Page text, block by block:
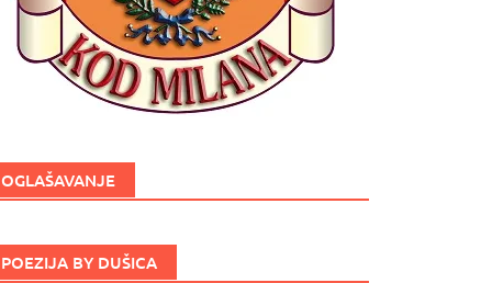
OGLAŠAVANJE
POEZIJA BY DUŠICA